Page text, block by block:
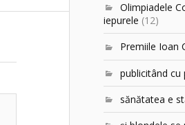
Olimpiadele
iepurele (12)
Premiile Ioan
publicitând cu
sănătatea e